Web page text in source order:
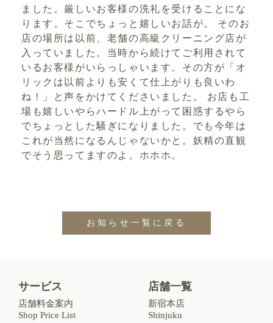
ました。厳しいお客様の洗礼を受けることにな
ります。そこでちょっと嬉しいお話が。 そのお
店の場所は以前、老舗の高級クリーニング店が
入っていました。当時から続けてご利用されて
いるお客様がいらっしゃいます。その方が「オ
リックは以前よりも安くて仕上がりも良いわ
ね！」と声をかけてくださいました。 お店も工
場も嬉しいやらハードル上がって困惑するやら
でちょっとした騒ぎになりました。でも今年は
これが当然になるんじゃないかと。妖精の直観
でそう思ってますのよ。ホホホ。
お知らせ一覧に戻る
サービス
店舗料金案内
Shop Price List
店舗一覧
新宿本店
Shinjuku